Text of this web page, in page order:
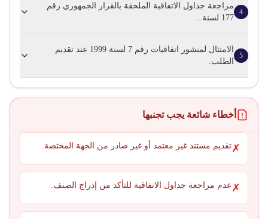
4
مراجعة جداول الاتفاقية الملحقة بالقرار الجمهوري رقم
177 لسنة...
5
الامتثال لمنشور اتفاقيات رقم 7 لسنة 1999 عند تقديم
الطلب.
أخطاء شائعة يجب تجنبها
✗تقديم مستند غير معتمد أو غير صادر من الجهة المختصة.
✗ عدم مراجعة جداول الاتفاقية للتأكد من إدراج الصنف.